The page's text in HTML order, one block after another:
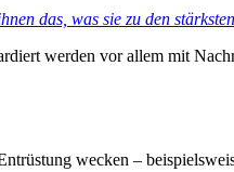
das, was sie zu den
werden vor allem mit
wecken –